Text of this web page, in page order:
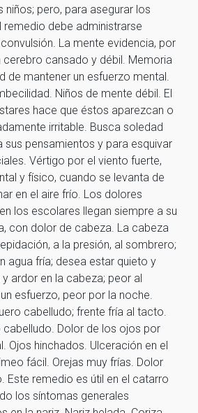
niños; pero, para asegurar los
debe administrarse
La mente evidencia, por
cerebro cansado y débil. Memoria
de mantener un esfuerzo mental.
Niños de mente débil. El
hace que éstos aparezcan o
irritable. Busca soledad
sus pensamientos y para esquivar
Vértigo por el viento fuerte,
y físico, cuando se levanta de
en el aire frío. Los dolores
los escolares llegan siempre a su
con dolor de cabeza. La cabeza
a la presión, al sombrero;
agua fría; desea estar quieto y
ardor en la cabeza; peor al
esfuerzo, peor por la noche.
cabelludo; frente fría al tacto.
cabelludo. Dolor de los ojos por
Ojos hinchados. Ulceración en el
fácil. Orejas muy frías. Dolor
Este remedio es útil en el catarro
los síntomas generales